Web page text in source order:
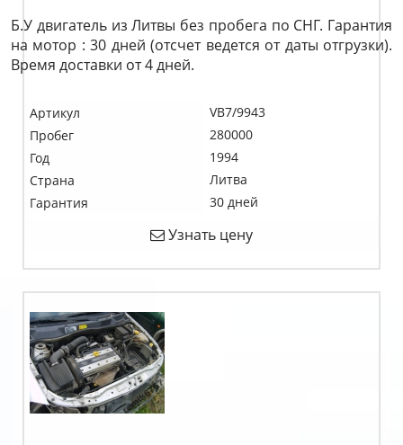
Б.У двигатель из Литвы без пробега по СНГ. Гарантия
на мотор : 30 дней (отсчет ведется от даты отгрузки).
Время доставки от 4 дней.
Артикул
VB7/9943
Пробег
280000
Год
1994
Страна
Литва
Гарантия
30 дней
Узнать цену